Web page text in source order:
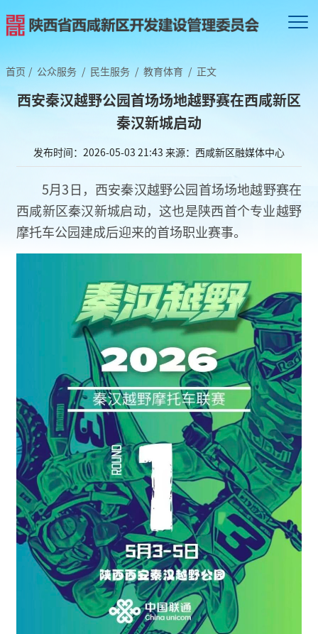
首页 / 公众服务 / 民生服务 / 教育体育 / 正文
西安秦汉越野公园首场场地越野赛在西咸新区
秦汉新城启动
发布时间：2026-05-03 21:43 来源：西咸新区融媒体中心
5月3日，西安秦汉越野公园首场场地越野赛在
西咸新区秦汉新城启动，这也是陕西首个专业越野
摩托车公园建成后迎来的首场职业赛事。